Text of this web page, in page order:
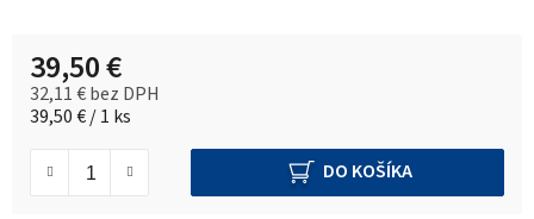
39,50 €
32,11 € bez DPH
Jednotková cena:
39,50 € / 1 ks
DO KOŠÍKA